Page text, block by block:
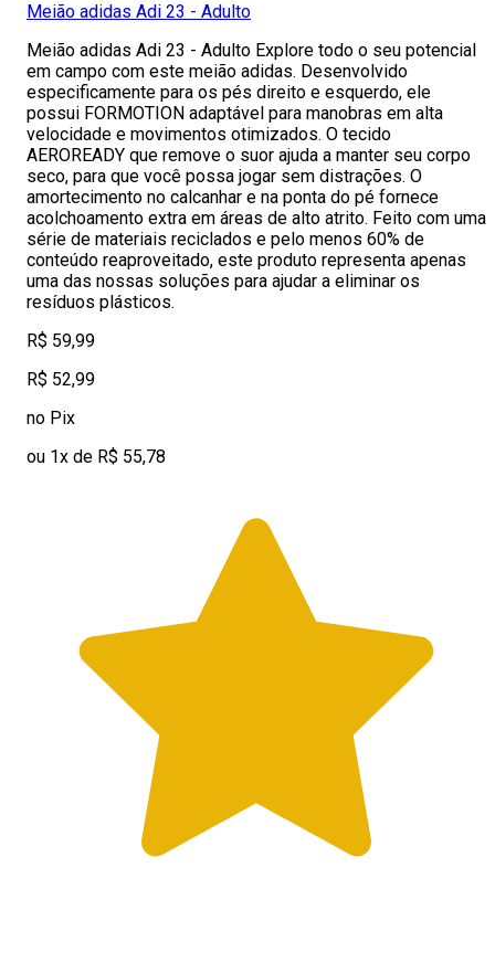
Meião adidas Adi 23 - Adulto
Meião adidas Adi 23 - Adulto Explore todo o seu potencial
em campo com este meião adidas. Desenvolvido
especificamente para os pés direito e esquerdo, ele
possui FORMOTION adaptável para manobras em alta
velocidade e movimentos otimizados. O tecido
AEROREADY que remove o suor ajuda a manter seu corpo
seco, para que você possa jogar sem distrações. O
amortecimento no calcanhar e na ponta do pé fornece
acolchoamento extra em áreas de alto atrito. Feito com uma
série de materiais reciclados e pelo menos 60% de
conteúdo reaproveitado, este produto representa apenas
uma das nossas soluções para ajudar a eliminar os
resíduos plásticos.
R$ 59,99
R$ 52,99
no Pix
ou 1x de R$ 55,78